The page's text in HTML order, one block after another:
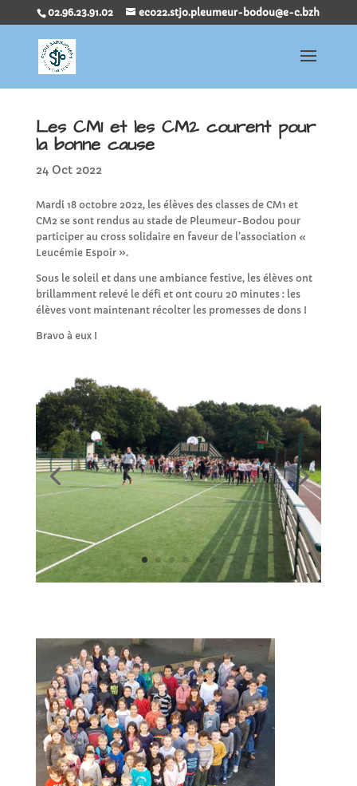
02.96.23.91.02 eco22.stjo.pleumeur-bodou@e-c.bzh
Les CM1 et les CM2 courent pour
la bonne cause
24 Oct 2022
Mardi 18 octobre 2022, les élèves des classes de CM1 et
CM2 se sont rendus au stade de Pleumeur-Bodou pour
participer au cross solidaire en faveur de l’association «
Leucémie Espoir ».
Sous le soleil et dans une ambiance festive, les élèves ont
brillamment relevé le défi et ont couru 20 minutes : les
élèves vont maintenant récolter les promesses de dons !
Bravo à eux !